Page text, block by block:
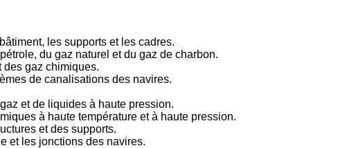
les supports et les cadres.
du gaz naturel et du gaz de charbon.
des gaz chimiques.
de canalisations des navires.
et de liquides à haute pression.
à haute température et à haute pression.
et des supports.
et les jonctions des navires.